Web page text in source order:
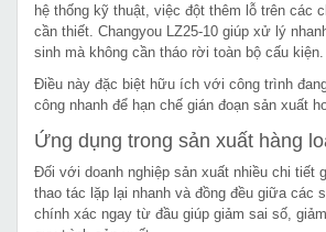
hệ thống kỹ thuật, việc đột thêm lỗ trên các
cần thiết. Changyou LZ25-10 giúp xử lý
sinh mà không cần tháo rời toàn bộ cấu kiện.
Điều này đặc biệt hữu ích với công trình
công nhanh để hạn chế gián đoạn sản xuất
Ứng dụng trong sản xuất hàng
Đối với doanh nghiệp sản xuất nhiều chi tiết
thao tác lặp lại nhanh và đồng đều giữa các
chính xác ngay từ đầu giúp giảm sai số,